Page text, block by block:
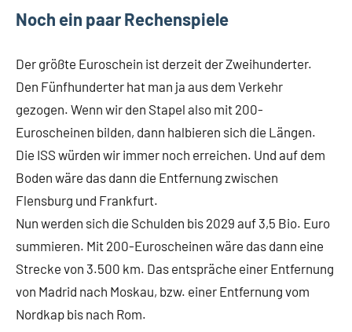
Noch ein paar Rechenspiele
Der größte Euroschein ist derzeit der Zweihunderter.
Den Fünfhunderter hat man ja aus dem Verkehr
gezogen. Wenn wir den Stapel also mit 200-
Euroscheinen bilden, dann halbieren sich die Längen.
Die ISS würden wir immer noch erreichen. Und auf dem
Boden wäre das dann die Entfernung zwischen
Flensburg und Frankfurt.
Nun werden sich die Schulden bis 2029 auf 3,5 Bio. Euro
summieren. Mit 200-Euroscheinen wäre das dann eine
Strecke von 3.500 km. Das entspräche einer Entfernung
von Madrid nach Moskau, bzw. einer Entfernung vom
Nordkap bis nach Rom.